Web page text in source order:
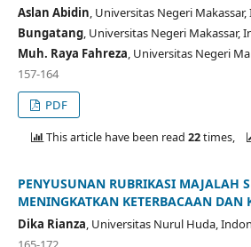
Aslan Abidin, Universitas Negeri Makassar,
Bungatang, Universitas Negeri Makassar,
Muh. Raya Fahreza, Universitas Negeri
157-164
PDF
This article have been read 22times,
PENYUSUNAN RUBRIKASI MAJALAH
MENINGKATKAN KETERBACAAN DAN
Dika Rianza, Universitas Nurul Huda,